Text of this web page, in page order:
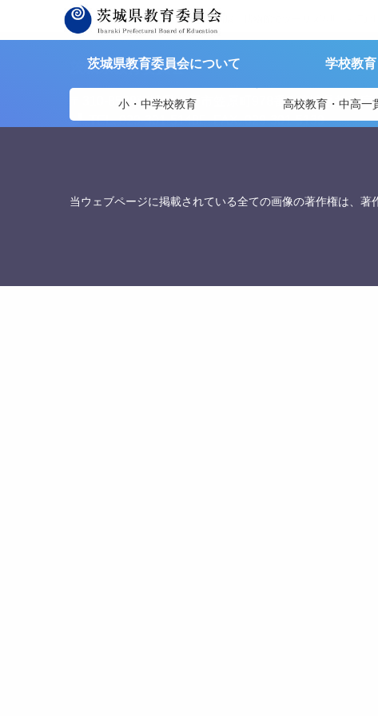
茨城県教育委員会について 学校教育
小・中学校教育 高校教育・中高一
茨城県教育委員会>資料提供> 企画展「博物館でツーリズム‼」－江戸
茨城県教育委員会
〒310-8588 茨城県水戸市笠原町978番6 茨城県教育庁
TEL. 029-301-5148
FAX. 029-301-5139
当ウェブページに掲載されている全ての画像の著作権は、